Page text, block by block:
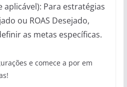
aplicável): Para estratégias
ou ROAS Desejado,
as metas específicas.
e comece a por em